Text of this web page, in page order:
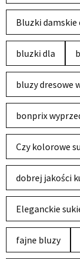
Bluzki
bluzki dla
bluzy dresowe
bonprix
Czy kolorowe
dobrej jakości
Eleganckie
fajne bluzy